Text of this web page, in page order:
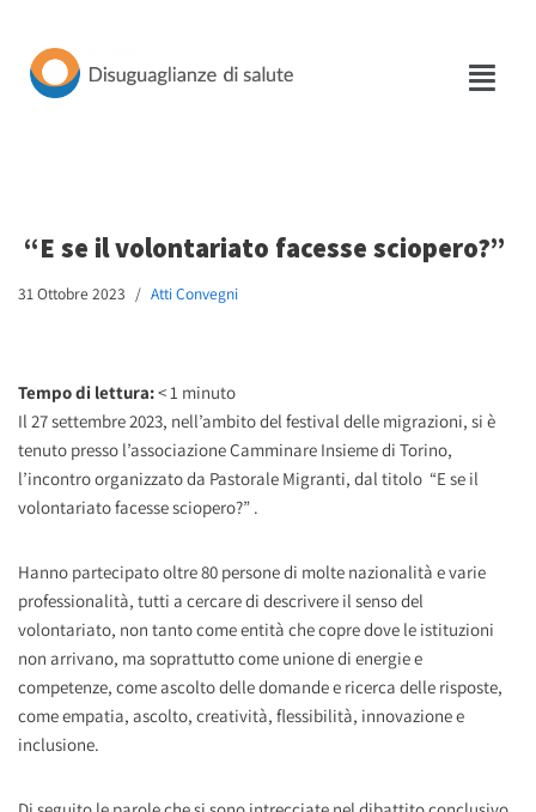
Vai
“E se il volontariato facesse sciopero?”
31 Ottobre 2023 Atti Convegni
Tempo di lettura:< 1 minuto
Il 27 settembre 2023, nell’ambito del festival delle migrazioni, si è
tenuto presso l’associazione Camminare Insieme di Torino,
l’incontro organizzato da Pastorale Migranti, dal titolo “E se il
volontariato facesse sciopero?” .
Hanno partecipato oltre 80 persone di molte nazionalità e varie
professionalità, tutti a cercare di descrivere il senso del
volontariato, non tanto come entità che copre dove le istituzioni
non arrivano, ma soprattutto come unione di energie e
competenze, come ascolto delle domande e ricerca delle risposte,
come empatia, ascolto, creatività, flessibilità, innovazione e
inclusione.